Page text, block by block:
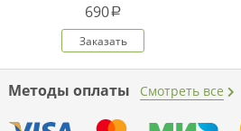
690a
Заказать
Методы оплаты Смотреть все